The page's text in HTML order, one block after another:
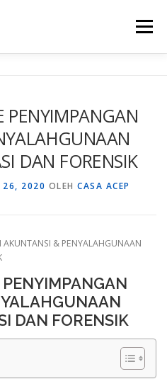
Menu
EVALUASI
PENYIMPANGAN
DAN FORENSIK
26, 2020 OLEH CASA ACEP
& PENYALAHGUNAAN
DAN FORENSIK